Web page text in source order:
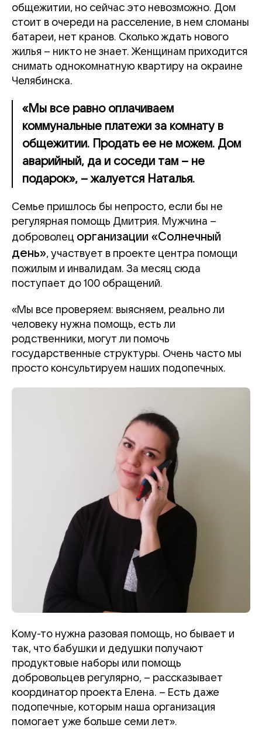
общежитии, но сейчас это невозможно. Дом
стоит в очереди на расселение, в нем сломаны
батареи, нет кранов. Сколько ждать нового
жилья – никто не знает. Женщинам приходится
снимать однокомнатную квартиру на окраине
Челябинска.
«Мы все равно оплачиваем
коммунальные платежи за комнату в
общежитии. Продать ее не можем. Дом
аварийный, да и соседи там – не
подарок», – жалуется Наталья.
Семье пришлось бы непросто, если бы не
регулярная помощь Дмитрия. Мужчина –
доброволец организации «Солнечный
день», участвует в проекте центра помощи
пожилым и инвалидам. За месяц сюда
поступает до 100 обращений.
«Мы все проверяем: выясняем, реально ли
человеку нужна помощь, есть ли
родственники, могут ли помочь
государственные структуры. Очень часто мы
просто консультируем наших подопечных.
Кому-то нужна разовая помощь, но бывает и
так, что бабушки и дедушки получают
продуктовые наборы или помощь
добровольцев регулярно, – рассказывает
координатор проекта Елена. – Есть даже
подопечные, которым наша организация
помогает уже больше семи лет».